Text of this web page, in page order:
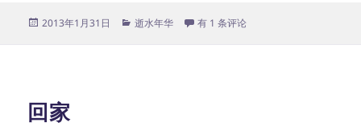
发
2013年1月31日
分
逝水年华 Lost
有 1 条评论
回家